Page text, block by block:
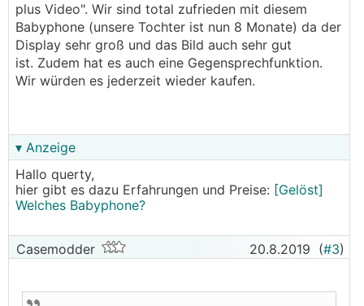
plus Video". Wir sind total zufrieden mit diesem
Babyphone (unsere Tochter ist nun 8 Monate) da der
Display sehr groß und das Bild auch sehr gut
ist. Zudem hat es auch eine Gegensprechfunktion.
Wir würden es jederzeit wieder kaufen.
▾ Anzeige
Hallo querty,
hier gibt es dazu Erfahrungen und Preise: [Gelöst]
Welches Babyphone?
Casemodder 20.8.2019 (#3)